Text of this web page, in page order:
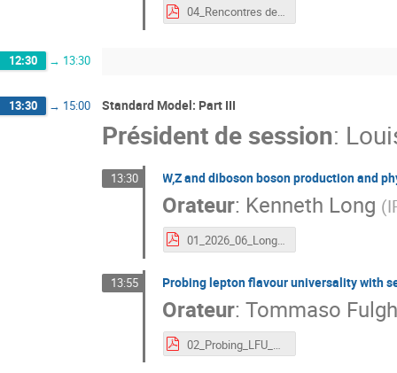
04_Rencontres de Noirmoutier - Luna Dellazzeri.pdf
12:30 → 13:30
13:30 → 15:00 Standard Model: Part III
Président de session:
13:30 W,Z and diboson boson production and
Orateur: Kenneth Long (
01_2026_06_Long_Noirmoutier.pdf
13:55 Probing lepton flavour universality with
Orateur:Tommaso
02_Probing_LFU_with_semileptonic_bdecays_TF.pdf